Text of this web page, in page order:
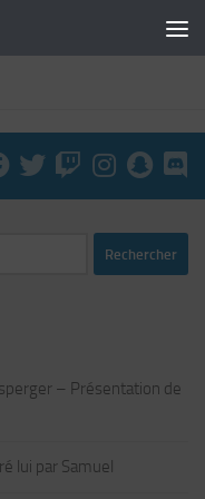
– Présentation de
lui par Samuel